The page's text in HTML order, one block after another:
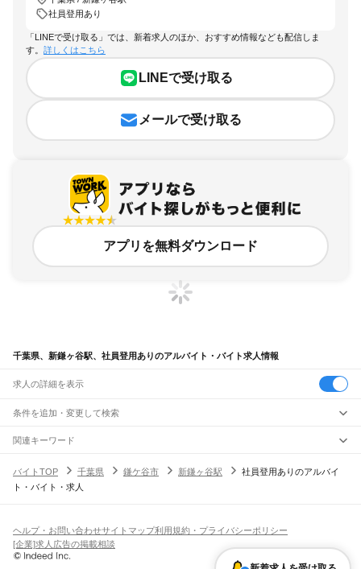
社員登用あり
「LINEで受け取る」では、新着求人のほか、おすすめ情報なども配信しま
す。 詳しくはこちら
LINEで受け取る
メールで受け取る
アプリを無料ダウンロード
千葉県、新鎌ヶ谷駅、社員登用ありのアルバイト・バイト求人情報
求人の詳細を表示
条件を追加・変更して検索
市区町村を追加・変更
千葉県すべて
千葉市 すべて
旭市習志野市柏市勝浦市市原市流山市八千代市我孫子市鴨川市鎌ケ谷市
君津市富津市浦安市 印西市白井市富里市南房総市
匝瑳市香取市 印旛郡 香取郡山武郡 長生郡夷隅郡
駅を追加・変更
JR中央・総武線
市川駅本八幡駅下総中山駅 津田沼駅
幕張駅
新検見川駅
職種を追加・変更
飲食・フードサービスすべて
ホールスタッフキッチンスタッフ
パン屋（ベーカリー）
バー（BAR）・バーテンダー
人気
日払いOK高校生歓迎 髪型・髪色自由
雇用形態を追加・変更
関連キーワード
バイトTOP
千葉県 鎌ケ谷市 新鎌ヶ谷駅
社員登用ありのアルバイ
ト・バイト・求人
ヘルプ・お問い合わせサイトマップ利用規約・プライバシーポリシー
[企業]求人広告の掲載相談